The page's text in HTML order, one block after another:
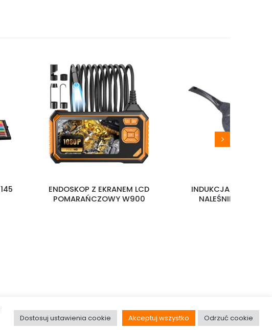
ENDOSKOP Z EKRANEM LCD
POMARAŃCZOWY W900
INDUKCJA PATELNIA DO
NALEŚNIKÓW FP-7P
Dostosuj ustawienia cookie Akceptuj wszystko Odrzuć cookie